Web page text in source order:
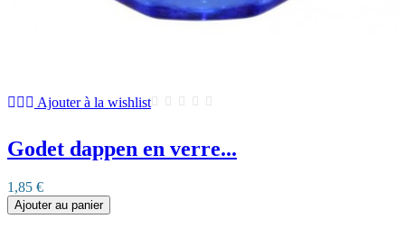
Ajouter à la wishlist
Godet dappen en verre...
1,85 €
Ajouter au panier